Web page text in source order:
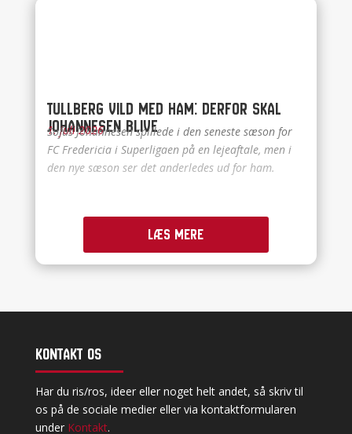
Tullberg vild med ham: Derfor skal
Johannesen blive
1. juli 2026
Sofus Johannesen spillede i den seneste sæson for
FC Fredericia i Superligaen på en lejeaftale, men i
den nye sæson ser det anderledes ud for ham.
Læs mere
Kontakt os
Har du ris/ros, ideer eller noget helt andet, så skriv til
os på de sociale medier eller via kontaktformularen
under Kontakt.